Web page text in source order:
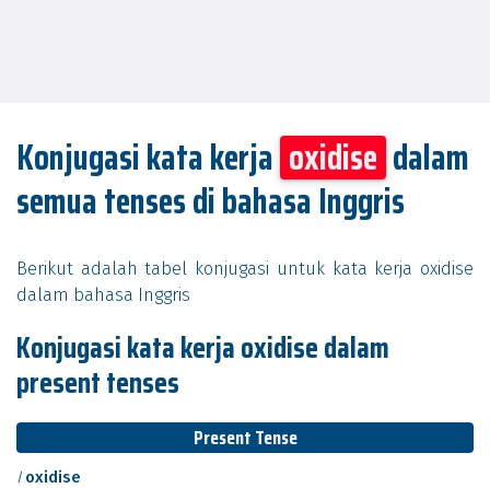
Konjugasi kata kerja oxidise dalam
semua tenses di bahasa Inggris
Berikut adalah tabel konjugasi untuk kata kerja oxidise
dalam bahasa Inggris
Konjugasi kata kerja oxidise dalam
present tenses
Present Tense
I oxidise